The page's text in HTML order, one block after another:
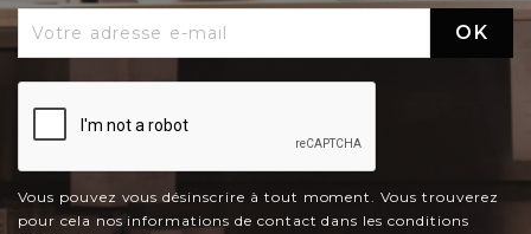
Vous pouvez vous désinscrire à tout moment. Vous trouverez
pour cela nos informations de contact dans les conditions